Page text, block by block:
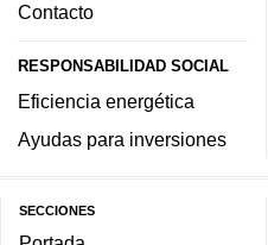
Contacto
RESPONSABILIDAD SOCIAL
Eficiencia energética
Ayudas para inversiones
SECCIONES